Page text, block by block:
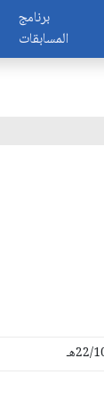
برنامج
المسابقات